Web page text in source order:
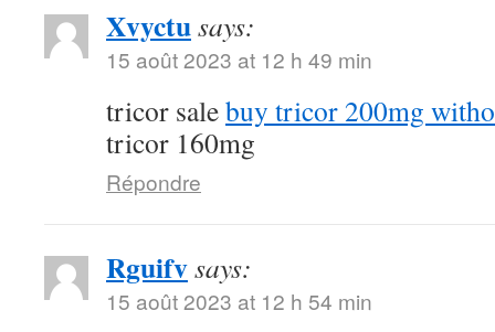
Xvyctusays:
15 août 2023 at 12 h 49 min
tricor salebuy tricor 200mg
tricor 160mg
Répondre
Rguifvsays:
15 août 2023 at 12 h 54 min